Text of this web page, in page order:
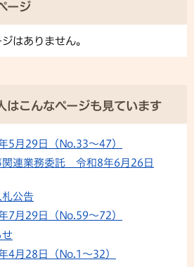
ージ
はありません。
はこんなページも見ています
月29日（No.33～47）
関連業務委託 令和8年6月26日
公告
月29日（No.59～72）
せ
月28日（No.1～32）